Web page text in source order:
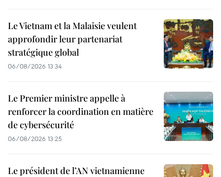
Le Vietnam et la Malaisie veulent
approfondir leur partenariat
stratégique global
06/08/2026 13:34
Le Premier ministre appelle à
renforcer la coordination en matière
de cybersécurité
06/08/2026 13:25
Le président de l’AN vietnamienne